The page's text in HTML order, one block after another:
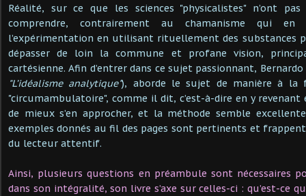
Réalité, sur ce que les sciences "physicalistes" n’ont
comprendre, contrairement au chamanisme qui
l’expérimentation en utilisant rituellement des substances
dépasser de loin la commune et profane vision,
cartésienne. Afin d’entrer dans ce sujet passionnant,
"L’idéalisme analytique"), aborde le sujet de manière à la
"circumambulatoire", comme il dit, c’est-à-dire en y
de mieux s’en approcher, et la méthode semble
exemples donnés au fil des pages sont pertinents et
du lecteur attentif.
Ainsi, plusieurs questions en préambule sont nécessaires
dans son intégralité, son livre s’axe sur celles-ci : qu’est-ce